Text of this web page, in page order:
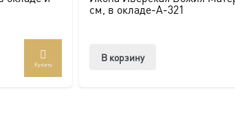
Купить
см, в окладе-A-321
В корзину